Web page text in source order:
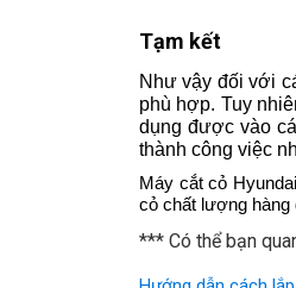
Tạm kết
Như vậy đối với
phù hợp. Tuy
dụng được vào
thành công việc
Máy cắt cỏ
cỏ chất lượng hàng
*** Có thể bạn